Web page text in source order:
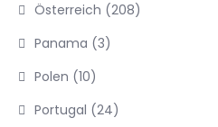
Österreich (208)
Panama (3)
Polen (10)
Portugal (24)